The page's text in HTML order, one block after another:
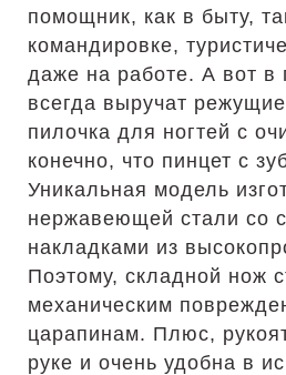
помощник, как в быту,
командировке,
даже на работе. А вот в
всегда выручат
пилочка для ногтей с
конечно, что пинцет с
Уникальная модель
нержавеющей стали со
накладками из
Поэтому, складной нож
механическим
царапинам. Плюс,
руке и очень удобна в